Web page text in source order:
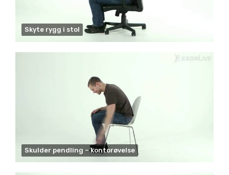
Skyte rygg i stol
Skulder pendling – kontorøvelse